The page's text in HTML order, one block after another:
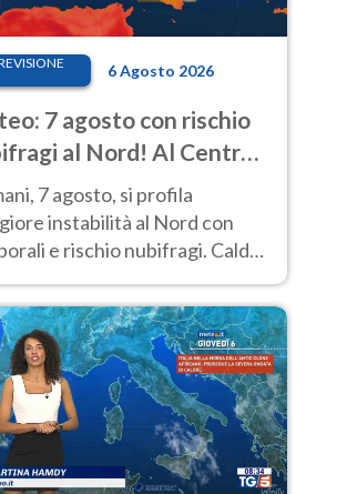
6 Agosto 2026
7 agosto con rischio
al Nord! Al Centro-
caldo estremo
7 agosto, si profila
instabilità al Nord con
e rischio nubifragi. Caldo